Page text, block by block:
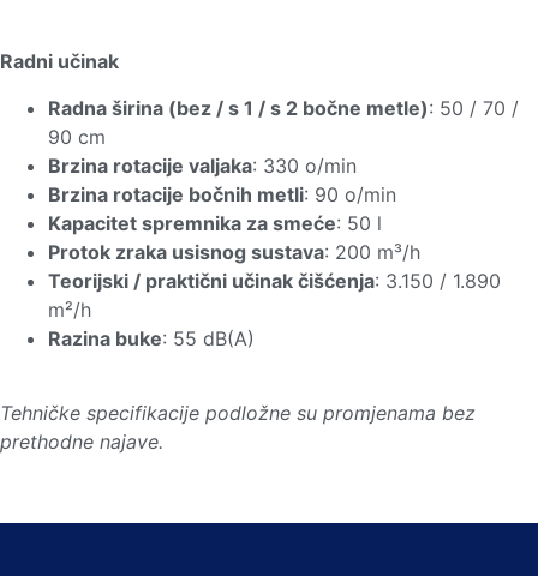
Radni učinak
Radna širina (bez / s 1 / s 2 bočne metle): 50 / 70 /
90 cm
Brzina rotacije valjaka: 330 o/min
Brzina rotacije bočnih metli: 90 o/min
Kapacitet spremnika za smeće: 50 l
Protok zraka usisnog sustava: 200 m³/h
Teorijski / praktični učinak čišćenja: 3.150 / 1.890
m²/h
Razina buke: 55 dB(A)
Tehničke specifikacije podložne su promjenama bez
prethodne najave.